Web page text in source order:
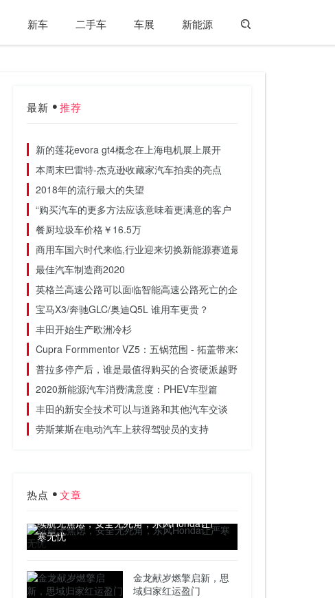
新车 二手车 车展 新能源
最新 推荐
新的莲花evora gt4概念在上海电机展上展开
本周末巴雷特-杰克逊收藏家汽车拍卖的亮点
2018年的流行最大的失望
“购买汽车的更多方法应该意味着更满意的客户
餐厨垃圾车价格￥16.5万
商用车国六时代来临,行业迎来切换新能源赛道最佳时机
最佳汽车制造商2020
英格兰高速公路可以面临智能高速公路死亡的企业杀手委员会收费
宝马X3/奔驰GLC/奥迪Q5L 谁用车更贵？
丰田开始生产欧洲冷杉
Cupra Formmentor VZ5：五锅范围 - 拓盖带来385bhp
普拉多停产后，谁是最值得购买的合资硬派越野SUV
2020新能源汽车消费满意度：PHEV车型篇
丰田的新安全技术可以与道路和其他汽车交谈
劳斯莱斯在电动汽车上获得驾驶员的支持
热点 文章
续航无焦虑，安全无死角，东风Honda让严
寒无忧
金龙献岁燃擎启新，思
域归家红运盈门